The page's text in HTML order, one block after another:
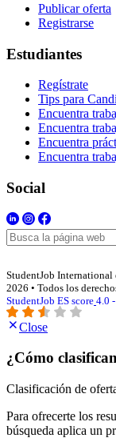
Publicar oferta
Registrarse
Estudiantes
Regístrate
Tips para
Encuentra
Encuentra
Encuentra
Encuentra
Social
StudentJob International
2026 • Todos los
StudentJob ES score 4.0
Close
¿Cómo
Clasificación de
Para ofrecerte los
búsqueda aplica un